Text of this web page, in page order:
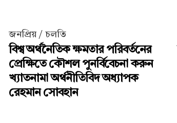
জনপ্রিয় / চলতি
বিশ্ব অর্থনৈতিক ক্ষমতার পরিবর্তনের
প্রেক্ষিতে কৌশল পুনর্বিবেচনা করুন
খ্যাতনামা অর্থনীতিবিদ অধ্যাপক
রেহমান সোবহান